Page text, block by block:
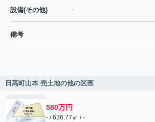
設備(その他) -
備考
日高町山本 売土地の他の区画
580万円
- / 636.77㎡ / -